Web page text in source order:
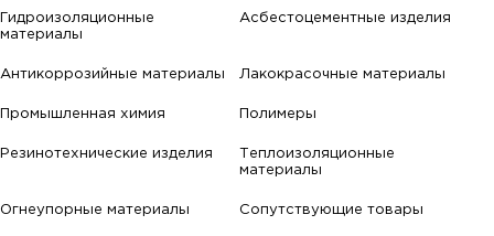
Гидроизоляционные
материалы
Асбестоцементные изделия
Антикоррозийные материалы Лакокрасочные материалы
Промышленная химия Полимеры
Резинотехнические изделия
Теплоизоляционные
материалы
Огнеупорные материалы Сопутствующие товары